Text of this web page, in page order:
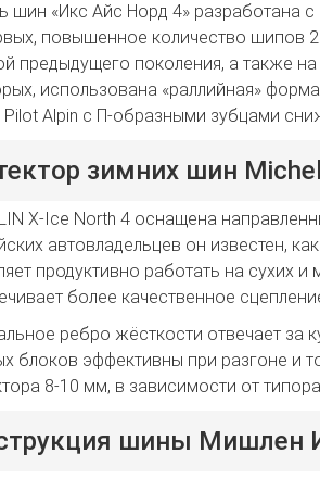
шин «Икс Айс Норд 4» разработана
повышенное количество шипов
предыдущего поколения, а также
использована «раллийная»
Alpin с П-образными зубцами
зимних шин
X-Ice North 4 оснащена
автовладельцев он известен,
продуктивно работать на сухих
более качественное
ребро жёсткости отвечает за
блоков эффективны при разгоне
8-10 мм, в зависимости от
шины Мишлен